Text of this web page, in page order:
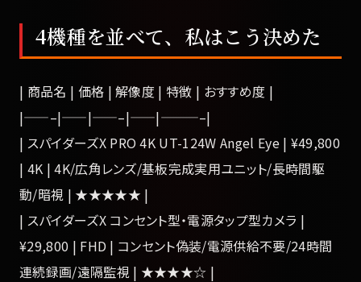
4機種を並べて、私はこう決めた
| 商品名 | 価格 | 解像度 | 特徴 | おすすめ度 |
|——–|——|——–|——|———–|
| スパイダーズX PRO 4K UT-124W Angel Eye | ¥49,800
| 4K | 4K/広角レンズ/基板完成実用ユニット/長時間駆
動/暗視 | ★★★★★ |
| スパイダーズX コンセント型・電源タップ型カメラ |
¥29,800 | FHD | コンセント偽装/電源供給不要/24時間
連続録画/遠隔監視 | ★★★★☆ |